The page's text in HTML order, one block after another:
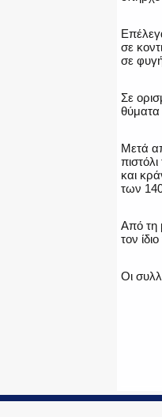
σε
σε
Σε
θύματα
Μετά
και
των
Από τη
τον
Οι